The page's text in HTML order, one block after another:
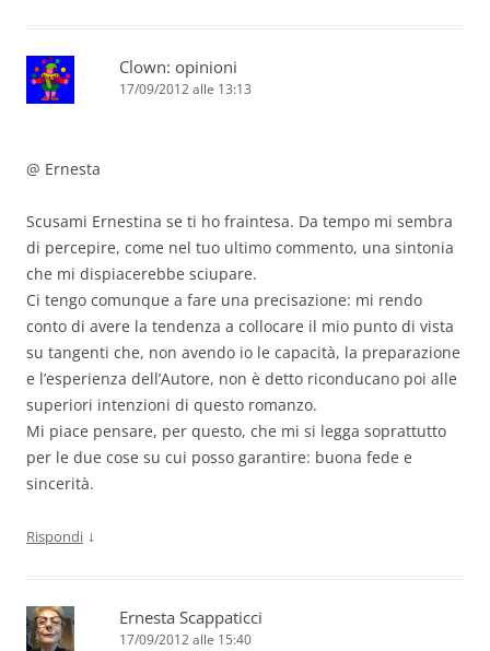
Clown: opinioni
17/09/2012 alle 13:13
@ Ernesta
Scusami Ernestina se ti ho fraintesa. Da tempo mi sembra
di percepire, come nel tuo ultimo commento, una sintonia
che mi dispiacerebbe sciupare.
Ci tengo comunque a fare una precisazione: mi rendo
conto di avere la tendenza a collocare il mio punto di vista
su tangenti che, non avendo io le capacità, la preparazione
e l’esperienza dell’Autore, non è detto riconducano poi alle
superiori intenzioni di questo romanzo.
Mi piace pensare, per questo, che mi si legga soprattutto
per le due cose su cui posso garantire: buona fede e
sincerità.
Rispondi ↓
Ernesta Scappaticci
17/09/2012 alle 15:40